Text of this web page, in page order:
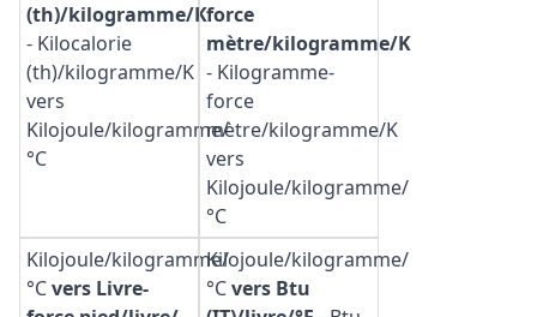
(th)/kilogramme/K
- Kilocalorie
(th)/kilogramme/K
vers
Kilojoule/kilogramme/
°C
force
mètre/kilogramme/K
- Kilogramme-
force
mètre/kilogramme/K
vers
Kilojoule/kilogramme/
°C
Kilojoule/kilogramme/
°Cvers Livre-
Kilojoule/kilogramme/
°Cvers Btu